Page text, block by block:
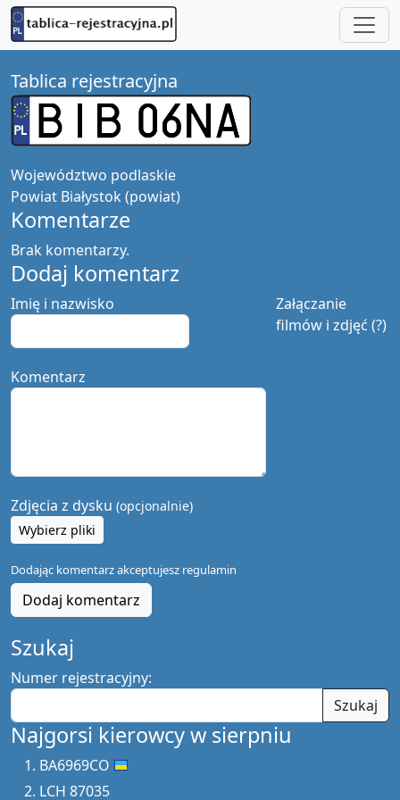
Tablica rejestracyjna
Województwo podlaskie
Powiat Białystok (powiat)
Komentarze
Brak komentarzy.
Dodaj komentarz
Załączanie
filmów i zdjęć (?)
Imię i nazwisko
Komentarz
Zdjęcia z dysku (opcjonalnie)
Wybierz pliki
Dodając komentarz akceptujesz regulamin
Dodaj komentarz
Szukaj
Numer rejestracyjny:
Szukaj
Najgorsi kierowcy w sierpniu
BA6969CO
LCH 87035